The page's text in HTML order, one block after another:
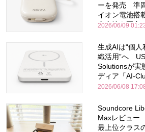
ーを発売 準
イオン電池搭
安全性を両立
2026/06/09
生成AIは“個人
織活用”へ
Solutionsが実
ディア「AI-
2026/06/08
Soundcore
Maxレビュー
最上位クラス